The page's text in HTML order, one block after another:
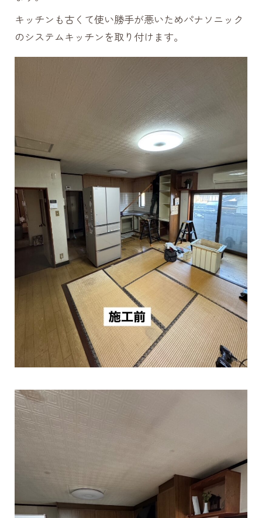
キッチンも古くて使い勝手が悪いためパナソニック
のシステムキッチンを取り付けます。